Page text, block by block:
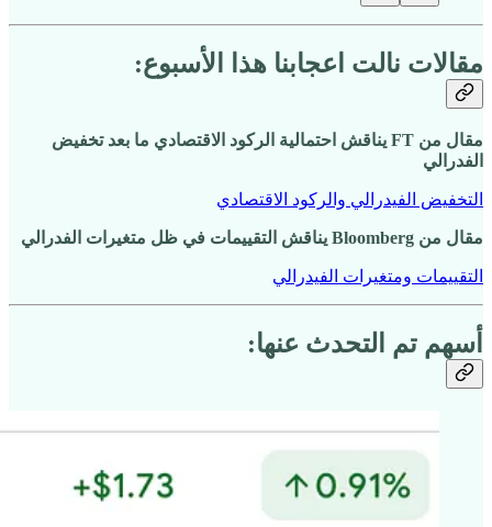
مقالات نالت اعجابنا هذا الأسبوع:
مقال من FT يناقش احتمالية الركود الاقتصادي ما بعد تخفيض
الفدرالي
التخفيض الفيدرالي والركود الاقتصادي
مقال من Bloomberg يناقش التقييمات في ظل متغيرات الفدرالي
التقييمات ومتغيرات الفيدرالي
أسهم تم التحدث عنها: